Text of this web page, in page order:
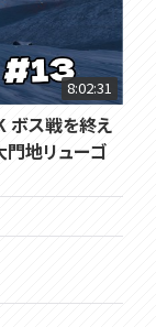
8:02:31
ボス戦を終え
門地リューゴ